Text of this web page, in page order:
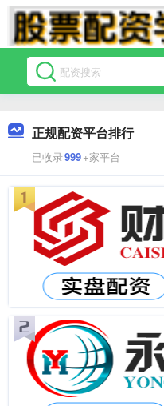
正规配资平台排行
已收录999+家平台